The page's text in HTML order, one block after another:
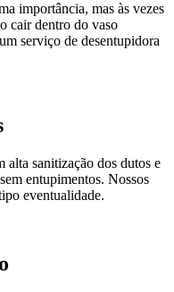
importância, mas às vezes
cair dentro do vaso
serviço de desentupidora
alta sanitização dos dutos e
entupimentos. Nossos
eventualidade.